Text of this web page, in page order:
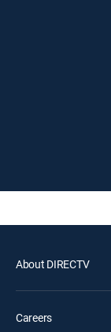
About DIRECTV
Careers